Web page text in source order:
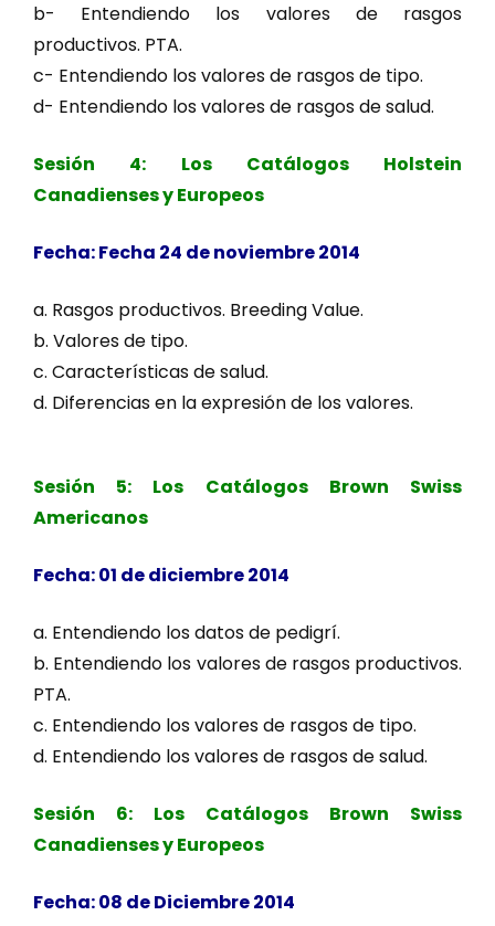
b- Entendiendo los valores de rasgos
productivos. PTA.
c- Entendiendo los valores de rasgos de tipo.
d- Entendiendo los valores de rasgos de salud.
Sesión 4: Los Catálogos Holstein
Canadienses y Europeos
Fecha: Fecha 24 de noviembre 2014
a. Rasgos productivos. Breeding Value.
b. Valores de tipo.
c. Características de salud.
d. Diferencias en la expresión de los valores.
Sesión 5: Los Catálogos Brown Swiss
Americanos
Fecha: 01 de diciembre 2014
a. Entendiendo los datos de pedigrí.
b. Entendiendo los valores de rasgos productivos.
PTA.
c. Entendiendo los valores de rasgos de tipo.
d. Entendiendo los valores de rasgos de salud.
Sesión 6: Los Catálogos Brown Swiss
Canadienses y Europeos
Fecha: 08 de Diciembre 2014